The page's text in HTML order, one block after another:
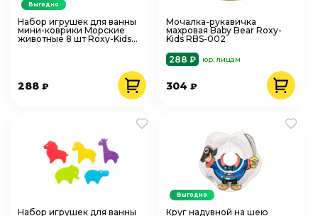
Набор игрушек для ванны
мини-коврики Морские
животные 8 шт Roxy-Kids
288 ₽
Выгодно
Мочалка-рукавичка
махровая Baby Bear Roxy-
Kids RBS-002
288 ₽
юр. лицам
304₽
Набор игрушек для ванны
Круг надувной на шею
Выгодно